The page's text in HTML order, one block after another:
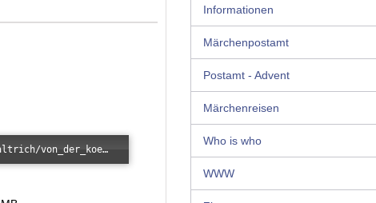
Error loading: "/images/kunde/audio/haltrich/von_der_koenigstochter_die_aus_ihrem_schlosse_alles_in_ihrem_reiche_sah.mp3"
Informationen
Märchenpostamt
Postamt - Advent
Märchenreisen
Who is who
WWW